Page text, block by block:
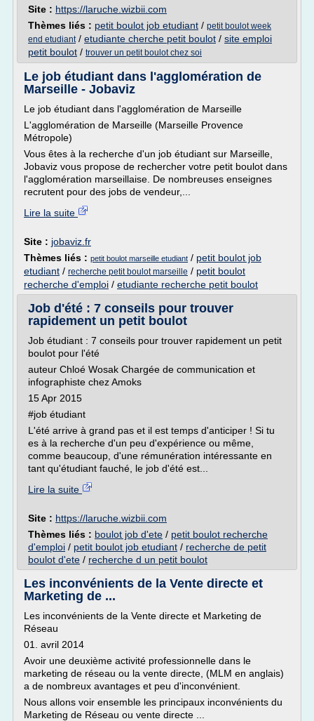
Site : https://laruche.wizbii.com
Thèmes liés : petit boulot job etudiant / petit boulot week
end etudiant/ etudiante cherche petit boulot / site emploi
petit boulot / trouver un petit boulot chez soi
Le job étudiant dans l'agglomération de
Marseille - Jobaviz
Le job étudiant dans l'agglomération de Marseille
L'agglomération de Marseille (Marseille Provence
Métropole)
Vous êtes à la recherche d'un job étudiant sur Marseille,
Jobaviz vous propose de rechercher votre petit boulot dans
l'agglomération marseillaise. De nombreuses enseignes
recrutent pour des jobs de vendeur,...
Lire la suite
Site : jobaviz.fr
Thèmes liés : petit boulot marseille etudiant / petit boulot job
etudiant / recherche petit boulot marseille / petit boulot
recherche d'emploi / etudiante recherche petit boulot
Job d'été : 7 conseils pour trouver
rapidement un petit boulot
Job étudiant : 7 conseils pour trouver rapidement un petit
boulot pour l'été
auteur Chloé Wosak Chargée de communication et
infographiste chez Amoks
15 Apr 2015
#job étudiant
L'été arrive à grand pas et il est temps d'anticiper ! Si tu
es à la recherche d'un peu d'expérience ou même,
comme beaucoup, d'une rémunération intéressante en
tant qu'étudiant fauché, le job d'été est...
Lire la suite
Site : https://laruche.wizbii.com
Thèmes liés : boulot job d'ete / petit boulot recherche
d'emploi / petit boulot job etudiant / recherche de petit
boulot d'ete / recherche d un petit boulot
Les inconvénients de la Vente directe et
Marketing de ...
Les inconvénients de la Vente directe et Marketing de
Réseau
01. avril 2014
Avoir une deuxième activité professionnelle dans le
marketing de réseau ou la vente directe, (MLM en anglais)
a de nombreux avantages et peu d'inconvénient.
Nous allons voir ensemble les principaux inconvénients du
Marketing de Réseau ou vente directe ...